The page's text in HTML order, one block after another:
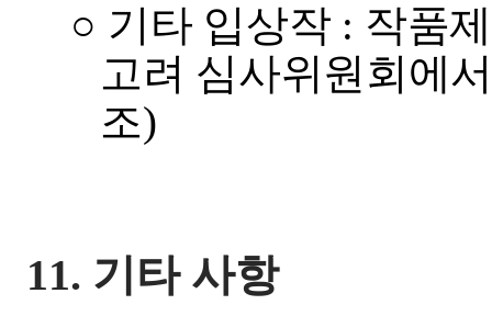
○ 기타 입상작 : 작품
고려 심사위원회에
조)
11. 기타 사항